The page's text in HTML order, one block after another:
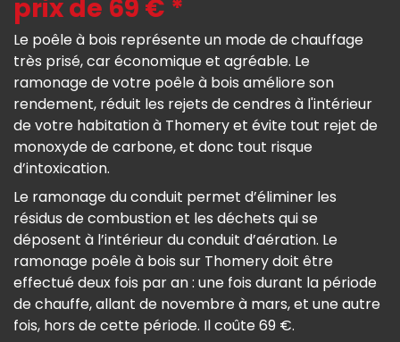
prix de 69 € *
Le poêle à bois représente un mode de chauffage
très prisé, car économique et agréable. Le
ramonage de votre poêle à bois améliore son
rendement, réduit les rejets de cendres à l'intérieur
de votre habitation à Thomery et évite tout rejet de
monoxyde de carbone, et donc tout risque
d’intoxication.
Le ramonage du conduit permet d’éliminer les
résidus de combustion et les déchets qui se
déposent à l’intérieur du conduit d’aération. Le
ramonage poêle à bois sur Thomery doit être
effectué deux fois par an : une fois durant la période
de chauffe, allant de novembre à mars, et une autre
fois, hors de cette période. Il coûte 69 €.